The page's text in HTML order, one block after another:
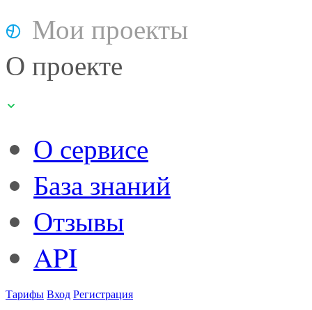
Мои проекты
О проекте
О сервисе
База знаний
Отзывы
API
ТарифыВходРегистрация